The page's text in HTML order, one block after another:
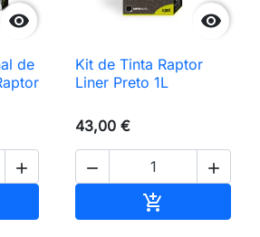

de


Kit de Tinta Raptor
Liner Preto 1L
43,00 €
 
